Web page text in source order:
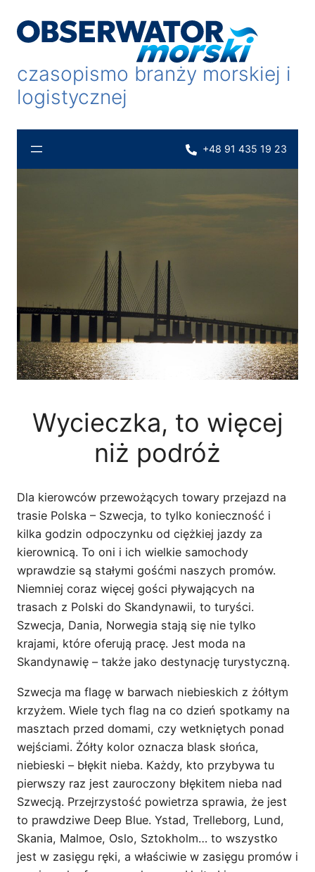
treści
czasopismo branży morskiej i
logistycznej
+48 91 435 19 23
Wycieczka, to więcej
niż podróż
Dla kierowców przewożących towary przejazd na
trasie Polska – Szwecja, to tylko konieczność i
kilka godzin odpoczynku od ciężkiej jazdy za
kierownicą. To oni i ich wielkie samochody
wprawdzie są stałymi gośćmi naszych promów.
Niemniej coraz więcej gości pływających na
trasach z Polski do Skandynawii, to turyści.
Szwecja, Dania, Norwegia stają się nie tylko
krajami, które oferują pracę. Jest moda na
Skandynawię – także jako destynację turystyczną.
Szwecja ma flagę w barwach niebieskich z żółtym
krzyżem. Wiele tych flag na co dzień spotkamy na
masztach przed domami, czy wetkniętych ponad
wejściami. Żółty kolor oznacza blask słońca,
niebieski – błękit nieba. Każdy, kto przybywa tu
pierwszy raz jest zauroczony błękitem nieba nad
Szwecją. Przejrzystość powietrza sprawia, że jest
to prawdziwe Deep Blue. Ystad, Trelleborg, Lund,
Skania, Malmoe, Oslo, Sztokholm… to wszystko
jest w zasięgu ręki, a właściwie w zasięgu promów i